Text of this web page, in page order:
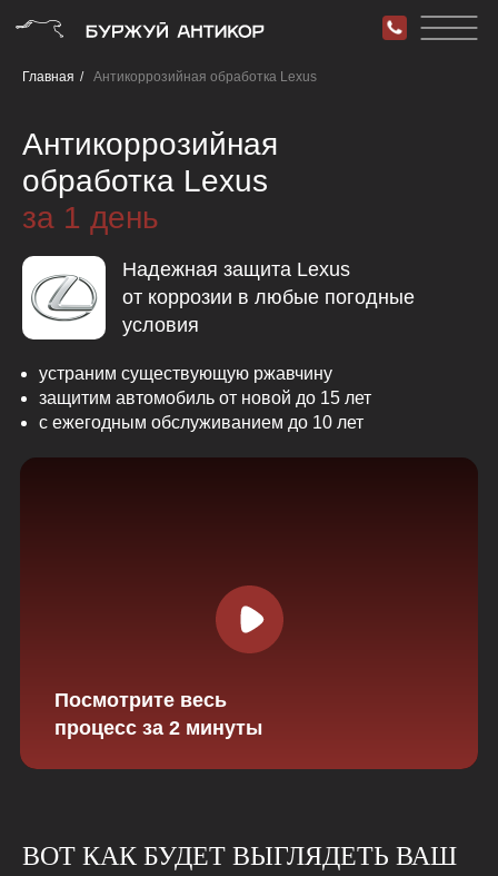
Главная / Антикоррозийная обработка Lexus
Надежная защита Lexus
от коррозии в любые погодные
условия
устраним существующую ржавчину
защитим автомобиль от новой до 15 лет
с ежегодным обслуживанием до 10 лет
Антикоррозийная
обработка Lexus
за 1 день
Посмотрите весь
процесс за 2 минуты
ВОТ КАК БУДЕТ ВЫГЛЯДЕТЬ ВАШ